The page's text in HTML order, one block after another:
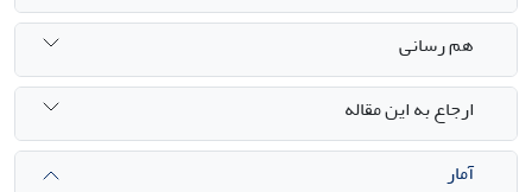
هم رسانی
ارجاع به این مقاله
آمار